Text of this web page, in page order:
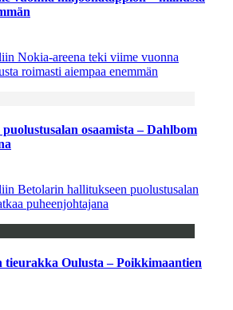
Nokia-areena teki viime vuonna
roimasti aiempaa enemmän
osaamista – Dahlbom
Betolarin hallitukseen puolustusalan
puheenjohtajana
Oulusta – Poikkimaantien